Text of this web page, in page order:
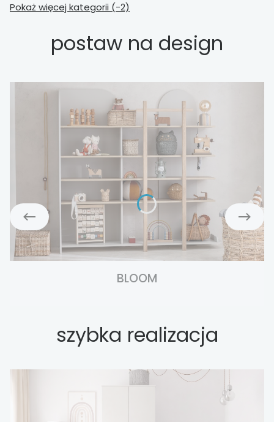
Pokaż więcej kategorii (-2)
postaw na design
BLOOM
szybka realizacja